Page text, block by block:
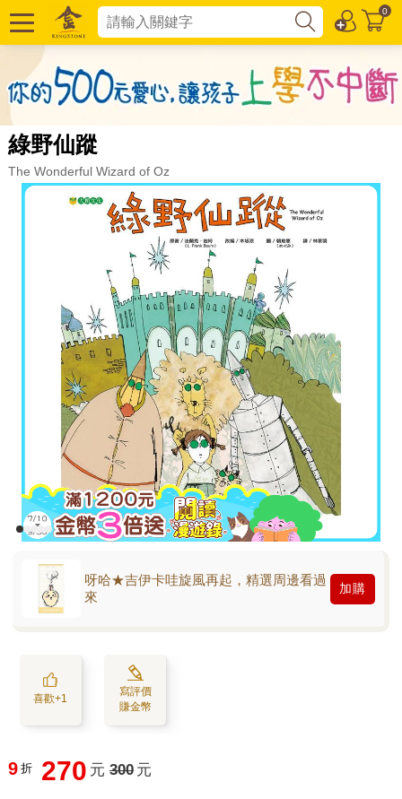
0
綠野仙蹤
The Wonderful Wizard of Oz
呀哈★吉伊卡哇旋風再起，精選周邊看過
來
加購
喜歡+1
寫評價
賺金幣
9 折 270 元 300 元